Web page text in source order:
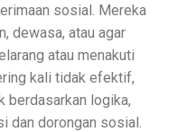
sosial. Mereka
dewasa, atau agar
atau menakuti
kali tidak efektif,
berdasarkan logika,
dan dorongan sosial.